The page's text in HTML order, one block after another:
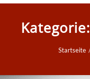
Kategorie:
Startseite